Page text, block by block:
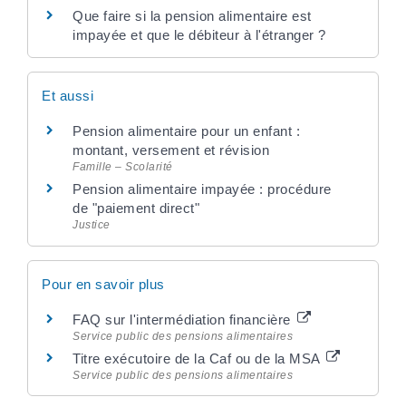
Que faire si la pension alimentaire est
impayée et que le débiteur à l'étranger ?
Et aussi
Pension alimentaire pour un enfant :
montant, versement et révision
Famille – Scolarité
Pension alimentaire impayée : procédure
de "paiement direct"
Justice
Pour en savoir plus
FAQ sur l'intermédiation financière
Service public des pensions alimentaires
Titre exécutoire de la Caf ou de la MSA
Service public des pensions alimentaires